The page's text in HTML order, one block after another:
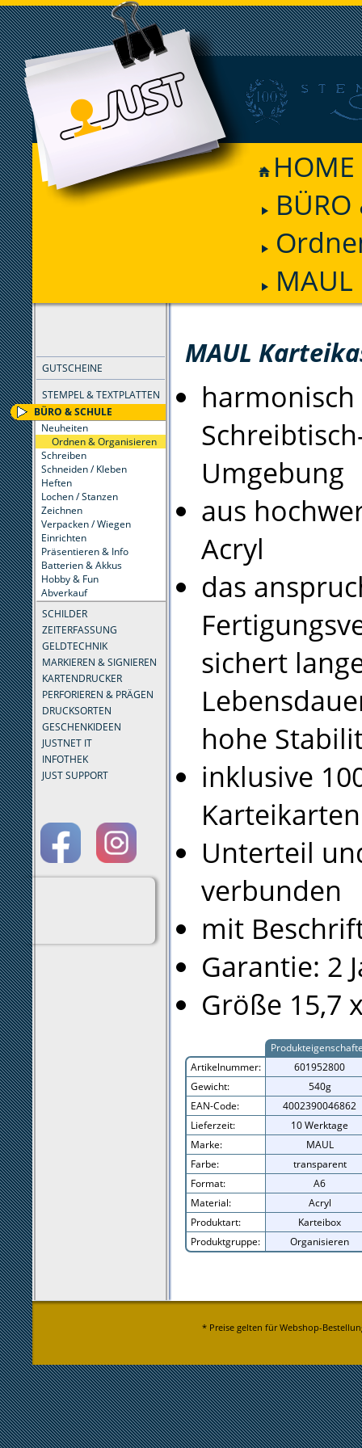
HOME
BÜRO
GUTSCHEINE
STEMPEL & TEXTPLATTEN
BÜRO & SCHULE
Neuheiten
Ordnen & Organisieren
Schreiben
Schneiden / Kleben
Heften
Lochen / Stanzen
Zeichnen
Verpacken / Wiegen
Einrichten
Präsentieren & Info
Batterien & Akkus
Hobby & Fun
Abverkauf
SCHILDER
ZEITERFASSUNG
GELDTECHNIK
MARKIEREN & SIGNIEREN
KARTENDRUCKER
PERFORIEREN & PRÄGEN
DRUCKSORTEN
GESCHENKIDEEN
JUSTNET IT
INFOTHEK
JUST SUPPORT
MAUL
Umgebung
aus
Acryl
das
sichert
hohe
inklusive
Unterteil
verbunden
mit
Garantie: 2
Größe 15,7
Artikelnummer:
601952800
Gewicht:
540g
EAN-Code:
4002390046862
Lieferzeit:
10 Werktage
Marke:
MAUL
Farbe:
transparent
Format:
A6
Material:
Acryl
Produktart:
Karteibox
Produktgruppe:
Organisieren
* Preise gelten für Webshop-